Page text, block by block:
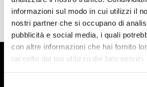
informazioni sul modo in cui utilizzi il
nostri partner che si occupano di
pubblicità e social media, i quali
con altre informazioni che hai fornito
raccolto dal tuo utilizzo dei loro servizi.